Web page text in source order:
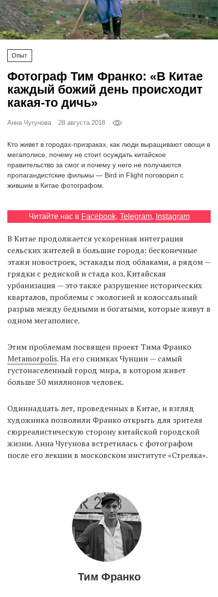
EN
UA
Опыт
Фотограф Тим Франко: «В Китае
каждый божий день происходит
какая-то дичь»
Анна Чугунова 28 августа 2018
Кто живет в городах-призраках, как люди выращивают овощи в
мегаполисе, почему не стоит осуждать китайское
правительство за смог и почему у него не получаются
пропагандистские фильмы — Bird in Flight поговорил с
жившим в Китае фотографом.
Читайте нас в Facebook, Telegram, Instagram
В Китае продолжается ускоренная интеграция
сельских жителей в большие города: бесконечные
этажи новостроек, эстакады под облаками, а рядом —
грядки с редиской и стада коз. Китайская
урбанизация — это также разрушение исторических
кварталов, проблемы с экологией и колоссальный
разрыв между бедными и богатыми, которые живут в
одном мегаполисе.
Этим проблемам посвящен проект Тима Франко
Metamorpolis. На его снимках Чунцин — самый
густонаселенный город мира, в котором живет
больше 30 миллионов человек.
Одиннадцать лет, проведенных в Китае, и взгляд
художника позволили Франко открыть для зрителя
сюрреалистическую сторону китайской городской
жизни. Анна Чугунова встретилась с фотографом
после его лекции в московском институте «Стрелка».
Тим Франко